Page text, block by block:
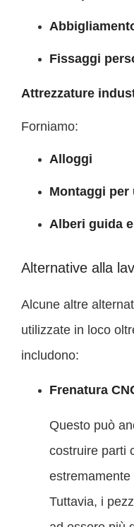
Fissaggi
Attrezzature
Forniamo:
Alloggi
Montaggi per
Alberi guida
Alternative alla
Alcune altre
utilizzate in loco
includono:
Frenatura
Questo può
costruire parti
Tuttavia, i